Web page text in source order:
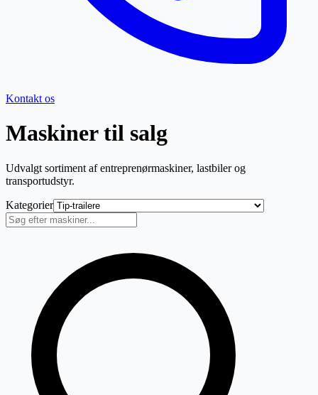
Kontakt os
Maskiner til salg
Udvalgt sortiment af entreprenørmaskiner, lastbiler og
transportudstyr.
Kategorier